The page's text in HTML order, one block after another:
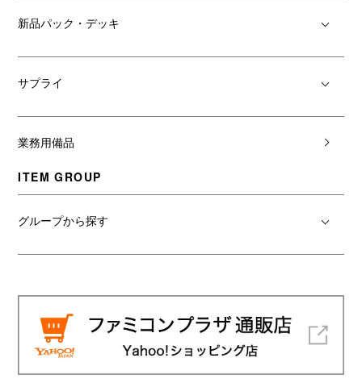
新品パック・デッキ
サプライ
業務用備品
ITEM GROUP
グループから探す